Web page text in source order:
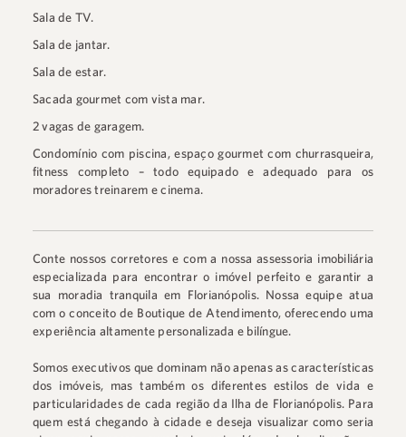
Sala de TV. ⠀
Sala de jantar.⠀
Sala de estar. ⠀
Sacada gourmet com vista mar.⠀
2 vagas de garagem.⠀
Condomínio com piscina, espaço gourmet com churrasqueira,
fitness completo – todo equipado e adequado para os
moradores treinarem e cinema.⠀
Conte nossos corretores e com a nossa assessoria imobiliária
especializada para encontrar o imóvel perfeito e garantir a
sua moradia tranquila em Florianópolis. Nossa equipe atua
com o conceito de Boutique de Atendimento, oferecendo uma
experiência altamente personalizada e bilíngue.
Somos executivos que dominam não apenas as características
dos imóveis, mas também os diferentes estilos de vida e
particularidades de cada região da Ilha de Florianópolis. Para
quem está chegando à cidade e deseja visualizar como seria